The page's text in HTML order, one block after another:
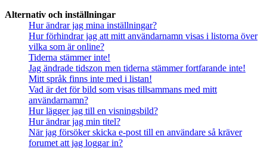
Alternativ och inställningar
Hur ändrar jag mina inställningar?
Hur förhindrar jag att mitt användarnamn visas i listorna över
vilka som är online?
Tiderna stämmer inte!
Jag ändrade tidszon men tiderna stämmer fortfarande inte!
Mitt språk finns inte med i listan!
Vad är det för bild som visas tillsammans med mitt
användarnamn?
Hur lägger jag till en visningsbild?
Hur ändrar jag min titel?
När jag försöker skicka e-post till en användare så kräver
forumet att jag loggar in?